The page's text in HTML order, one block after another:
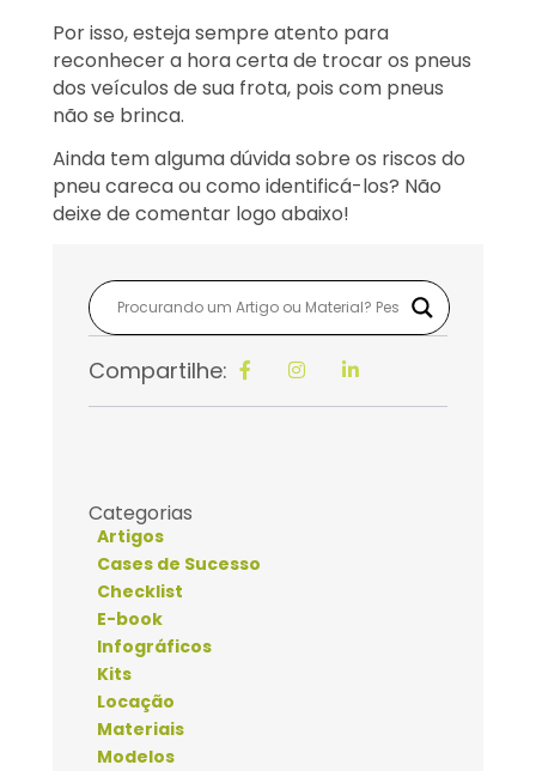
Por isso, esteja sempre atento para
reconhecer a hora certa de trocar os pneus
dos veículos de sua frota, pois com pneus
não se brinca.
Ainda tem alguma dúvida sobre os riscos do
pneu careca ou como identificá-los? Não
deixe de comentar logo abaixo!
Compartilhe:
Categorias
Artigos
Cases de Sucesso
Checklist
E-book
Infográficos
Kits
Locação
Materiais
Modelos